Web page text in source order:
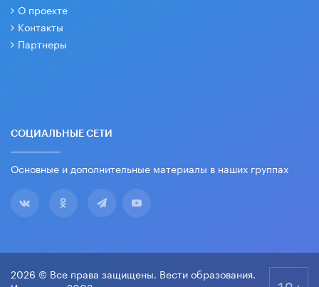
О проекте
Контакты
Партнеры
СОЦИАЛЬНЫЕ СЕТИ
Основные и дополнительные материалы в наших группах
2026 © Все права защищены. Вести образования.